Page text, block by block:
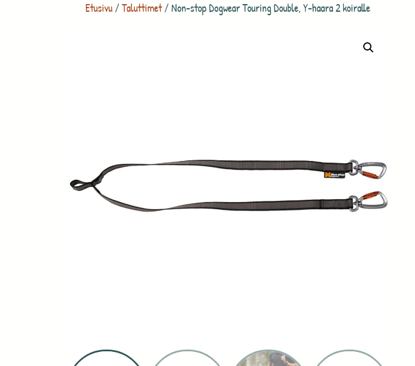
Etusivu/Taluttimet/ Non-stop Dogwear Touring Double, Y-haara 2 koiralle